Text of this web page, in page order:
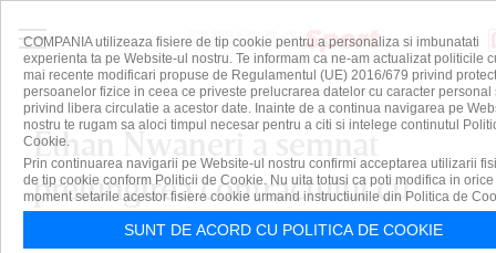
Ethan Nwaneri a semnat
prelungirea contractului cu
Arsenal Londra
COMPANIA utilizeaza fisiere de tip cookie pentru a personaliza si imbunatati
experienta ta pe Website-ul nostru. Te informam ca ne-am actualizat politicile
mai recente modificari propuse de Regulamentul (UE) 2016/679 privind
persoanelor fizice in ceea ce priveste prelucrarea datelor cu caracter personal
privind libera circulatie a acestor date. Inainte de a continua navigarea pe
nostru te rugam sa aloci timpul necesar pentru a citi si intelege continutul
Cookie.
Prin continuarea navigarii pe Website-ul nostru confirmi acceptarea utilizarii
de tip cookie conform Politicii de Cookie. Nu uita totusi ca poti modifica in orice
moment setarile acestor fisiere cookie urmand instructiunile din Politica de
SUNT DE ACORD CU POLITICA DE COOKIE